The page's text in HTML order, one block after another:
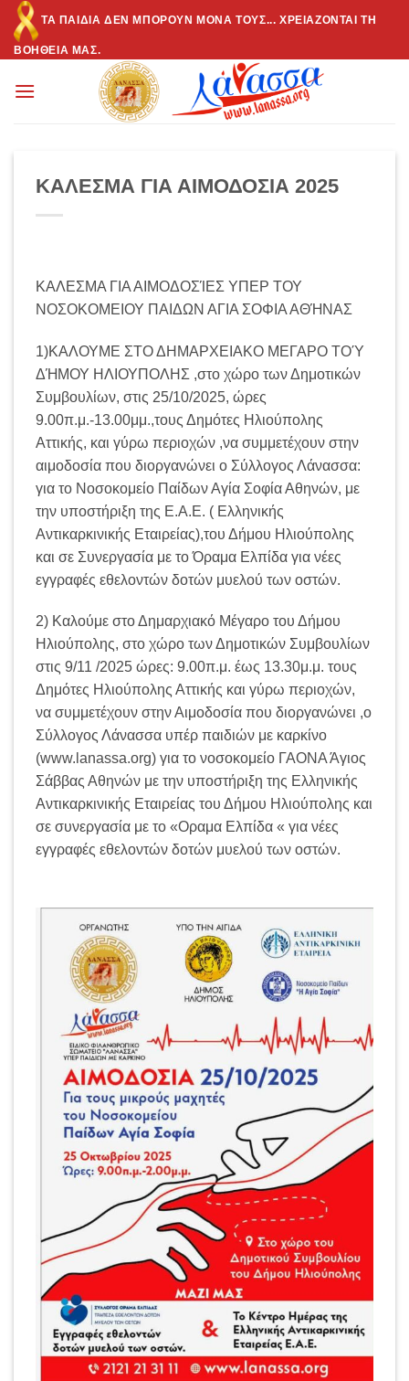
Μετάβαση
στο
περιεχόμενο
ΤΑ ΠΑΙΔΙΆ ΔΕΝ ΜΠΟΡΟΎΝ ΜΌΝΑ ΤΟΥΣ... ΧΡΕΙΆΖΟΝΤΑΙ ΤΗ
ΒΟΉΘΕΙΆ ΜΑΣ.
ΚΑΛΕΣΜΑ ΓΙΑ ΑΙΜΟΔΟΣΙΑ 2025
ΚΑΛΕΣΜΑ ΓΙΑ ΑΙΜΟΔΟΣΊΕΣ ΥΠΕΡ ΤΟΥ
ΝΟΣΟΚΟΜΕΙΟΥ ΠΑΙΔΩΝ ΑΓΙΑ ΣΟΦΙΑ ΑΘΉΝΑΣ
1)ΚΑΛΟΥΜΕ ΣΤΟ ΔΗΜΑΡΧΕΙΑΚΟ ΜΕΓΑΡΟ ΤΟΎ
ΔΉΜΟΥ ΗΛΙΟΥΠΟΛΗΣ ,στο χώρο των Δημοτικών
Συμβουλίων, στις 25/10/2025, ώρες
9.00π.μ.-13.00μμ.,τους Δημότες Ηλιούπολης
Αττικής, και γύρω περιοχών ,να συμμετέχουν στην
αιμοδοσία που διοργανώνει ο Σύλλογος Λάνασσα:
για το Νοσοκομείο Παίδων Αγία Σοφία Αθηνών, με
την υποστήριξη της Ε.Α.Ε. ( Ελληνικής
Αντικαρκινικής Εταιρείας),του Δήμου Ηλιούπολης
και σε Συνεργασία με το Όραμα Ελπίδα για νέες
εγγραφές εθελοντών δοτών μυελού των οστών.
2) Καλούμε στο Δημαρχιακό Μέγαρο του Δήμου
Ηλιούπολης, στο χώρο των Δημοτικών Συμβουλίων
στις 9/11 /2025 ώρες: 9.00π.μ. έως 13.30μ.μ. τους
Δημότες Ηλιούπολης Αττικής και γύρω περιοχών,
να συμμετέχουν στην Αιμοδοσία που διοργανώνει ,ο
Σύλλογος Λάνασσα υπέρ παιδιών με καρκίνο
(www.lanassa.org) για το νοσοκομείο ΓΑΟΝΑ Άγιος
Σάββας Αθηνών με την υποστήριξη της Ελληνικής
Αντικαρκινικής Εταιρείας του Δήμου Ηλιούπολης και
σε συνεργασία με το «Οραμα Ελπίδα « για νέες
εγγραφές εθελοντών δοτών μυελού των οστών.